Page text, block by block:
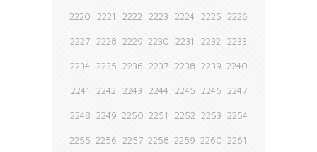
2220 2221 2222 2223 2224 2225 2226
2227 2228 2229 2230 2231 2232 2233
2234 2235 2236 2237 2238 2239 2240
2241 2242 2243 2244 2245 2246 2247
2248 2249 2250 2251 2252 2253 2254
2255 2256 2257 2258 2259 2260 2261